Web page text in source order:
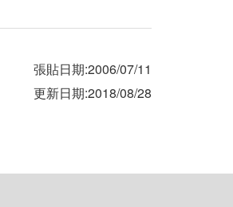
張貼日期:2006/07/11
更新日期:2018/08/28